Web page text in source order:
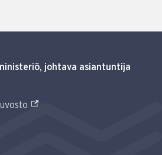
johtava asiantuntija
(Ulkoinen linkki)